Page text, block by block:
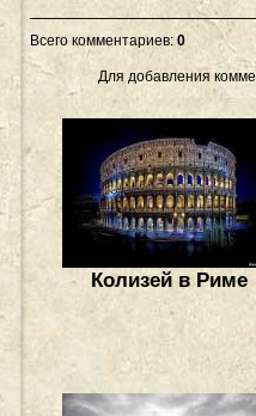
Всего комментариев:0
Для добавления
Колизей в Риме